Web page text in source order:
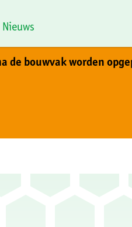
Nieuws
de bouwvak worden